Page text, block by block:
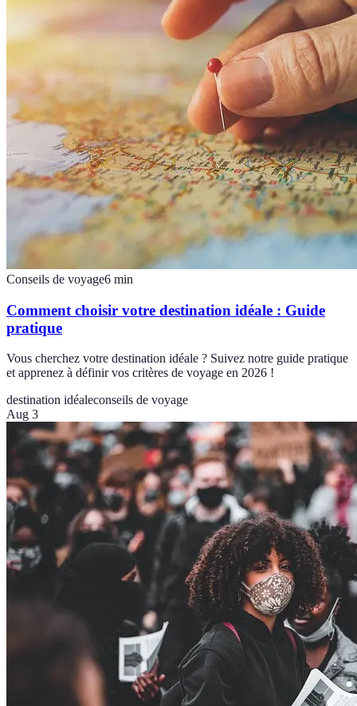
Conseils de voyage6 min
Comment choisir votre destination idéale : Guide
pratique
Vous cherchez votre destination idéale ? Suivez notre guide pratique
et apprenez à définir vos critères de voyage en 2026 !
destination idéaleconseils de voyage
Aug 3